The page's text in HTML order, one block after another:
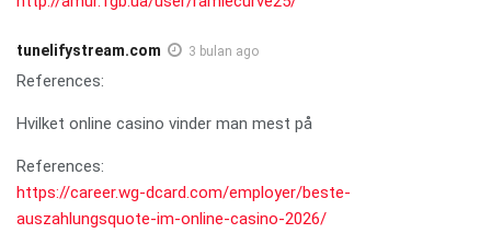
tunelifystream.com 3 bulan ago
References:
Hvilket online casino vinder man mest på
References:
https://career.wg-dcard.com/employer/beste-
auszahlungsquote-im-online-casino-2026/